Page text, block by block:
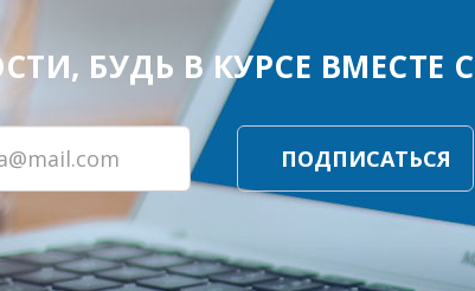
БУДЬ В КУРСЕ ВМЕСТЕ
ПОДПИСАТЬСЯ